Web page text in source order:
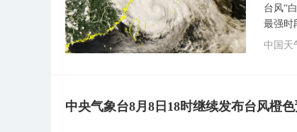
台风“
最强时
中国天
中央气象台8月8日18时继续发布台风橙